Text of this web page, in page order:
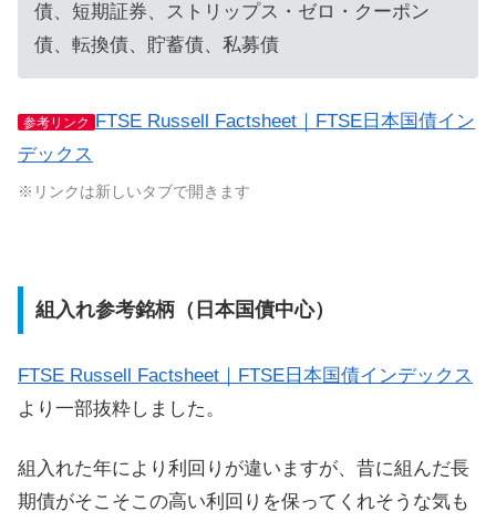
債、短期証券、ストリップス・ゼロ・クーポン
債、転換債、貯蓄債、私募債
参考リンク FTSE Russell Factsheet｜FTSE日本国債イン
デックス
※リンクは新しいタブで開きます
組入れ参考銘柄（日本国債中心）
FTSE Russell Factsheet｜FTSE日本国債インデックス
より一部抜粋しました。
組入れた年により利回りが違いますが、昔に組んだ長
期債がそこそこの高い利回りを保ってくれそうな気も